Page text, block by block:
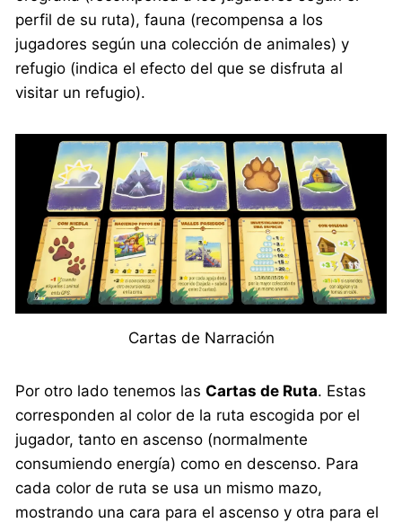
perfil de su ruta), fauna (recompensa a los
jugadores según una colección de animales) y
refugio (indica el efecto del que se disfruta al
visitar un refugio).
Cartas de Narración
Por otro lado tenemos lasCartas de Ruta. Estas
corresponden al color de la ruta escogida por el
jugador, tanto en ascenso (normalmente
consumiendo energía) como en descenso. Para
cada color de ruta se usa un mismo mazo,
mostrando una cara para el ascenso y otra para el